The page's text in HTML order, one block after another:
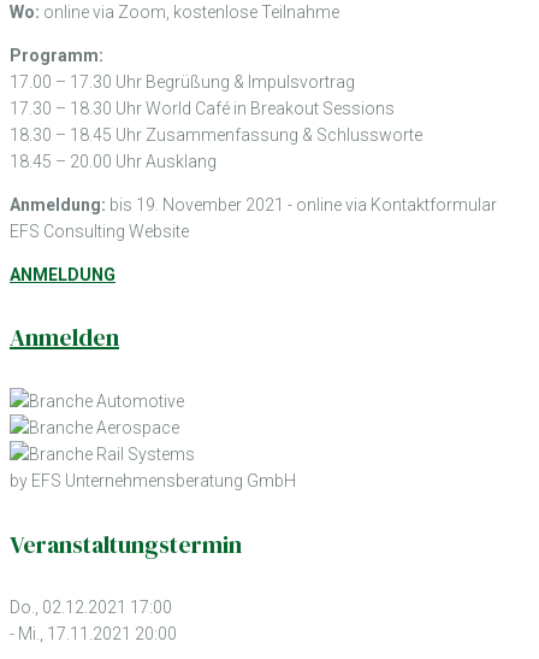
Wo: online via Zoom, kostenlose Teilnahme
Programm:
17.00 – 17.30 Uhr Begrüßung & Impulsvortrag
17.30 – 18.30 Uhr World Café in Breakout Sessions
18.30 – 18.45 Uhr Zusammenfassung & Schlussworte
18.45 – 20.00 Uhr Ausklang
Anmeldung: bis 19. November 2021 - online via Kontaktformular
EFS Consulting Website
ANMELDUNG
Anmelden
by EFS Unternehmensberatung GmbH
Veranstaltungstermin
Do., 02.12.2021 17:00
- Mi., 17.11.2021 20:00